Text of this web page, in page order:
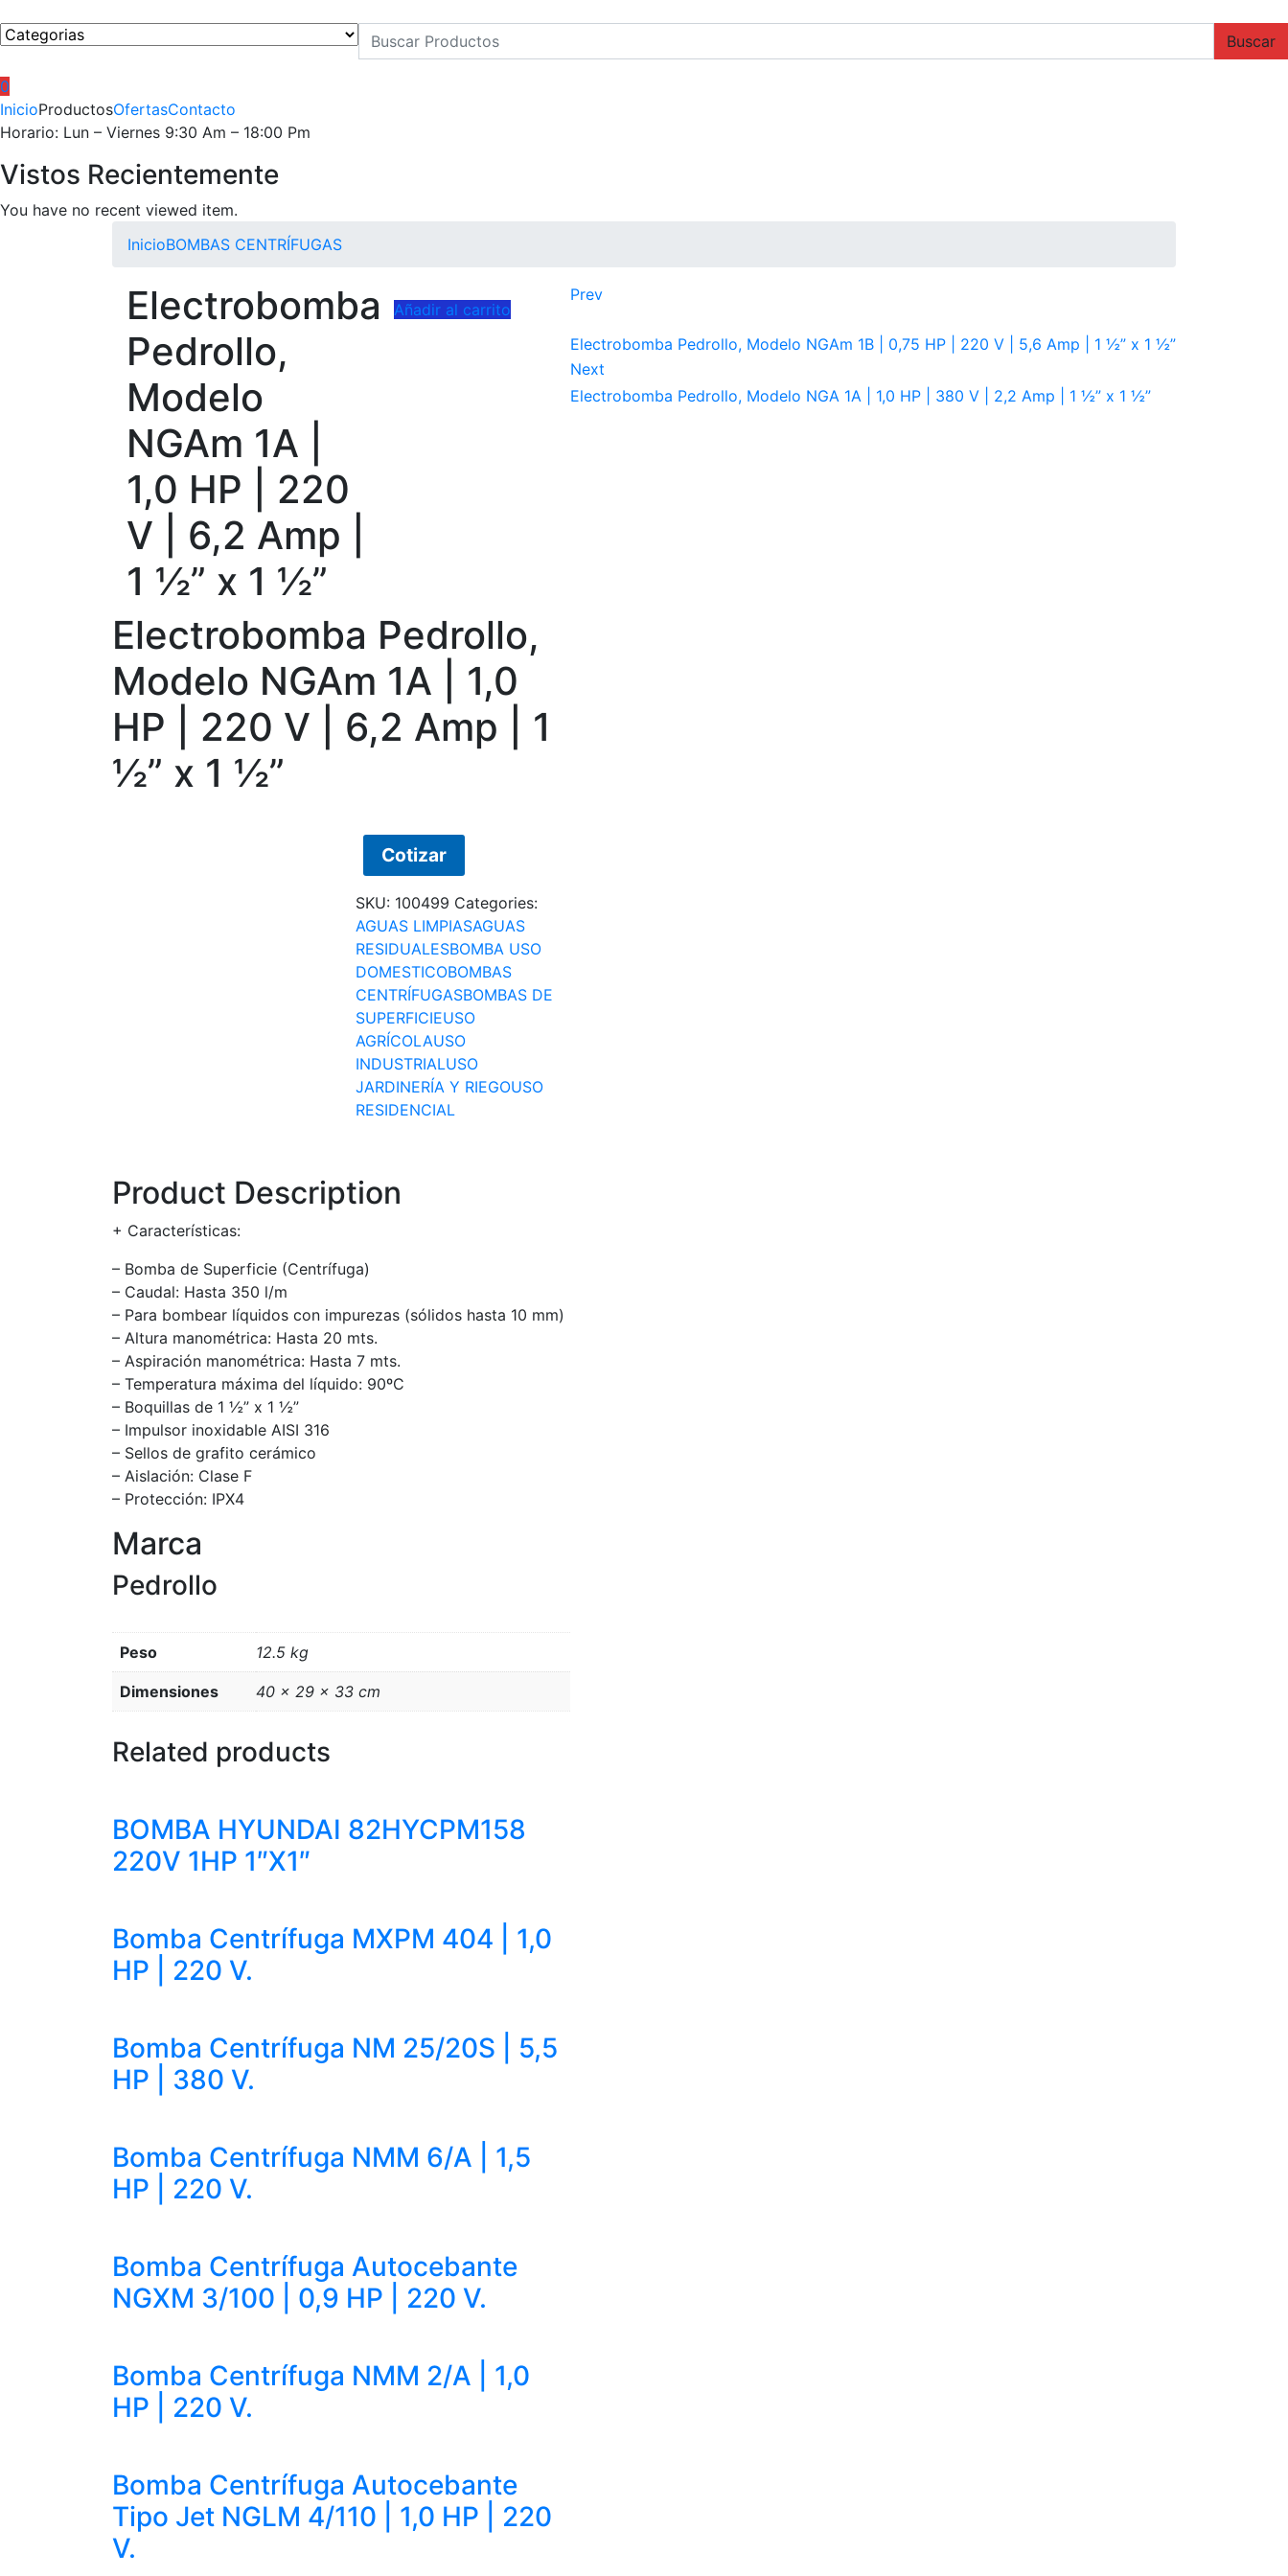
Buscar
0
InicioProductosOfertasContacto
Horario: Lun – Viernes 9:30 Am – 18:00 Pm
Vistos Recientemente
You have no recent viewed item.
InicioBOMBAS CENTRÍFUGAS
Prev
Electrobomba Pedrollo, Modelo NGAm 1B | 0,75 HP | 220 V | 5,6 Amp | 1 ½” x 1 ½”
Next
Electrobomba Pedrollo, Modelo NGA 1A | 1,0 HP | 380 V | 2,2 Amp | 1 ½” x 1 ½”
Electrobomba
Pedrollo,
Modelo
NGAm 1A |
1,0 HP | 220
V | 6,2 Amp |
1 ½” x 1 ½”
Añadir al carrito
Electrobomba Pedrollo,
Modelo NGAm 1A | 1,0
HP | 220 V | 6,2 Amp | 1
½” x 1 ½”
Cotizar
SKU: 100499 Categories:
AGUAS LIMPIASAGUAS
RESIDUALESBOMBA USO
DOMESTICOBOMBAS
CENTRÍFUGASBOMBAS DE
SUPERFICIEUSO
AGRÍCOLAUSO
INDUSTRIALUSO
JARDINERÍA Y RIEGOUSO
RESIDENCIAL
Product Description
+ Características:
– Bomba de Superficie (Centrífuga)
– Caudal: Hasta 350 l/m
– Para bombear líquidos con impurezas (sólidos hasta 10 mm)
– Altura manométrica: Hasta 20 mts.
– Aspiración manométrica: Hasta 7 mts.
– Temperatura máxima del líquido: 90ºC
– Boquillas de 1 ½” x 1 ½”
– Impulsor inoxidable AISI 316
– Sellos de grafito cerámico
– Aislación: Clase F
– Protección: IPX4
Marca
Pedrollo
Peso 12.5 kg
Dimensiones 40 × 29 × 33 cm
Related products
BOMBA HYUNDAI 82HYCPM158
220V 1HP 1″X1″
Bomba Centrífuga MXPM 404 | 1,0
HP | 220 V.
Bomba Centrífuga NM 25/20S | 5,5
HP | 380 V.
Bomba Centrífuga NMM 6/A | 1,5
HP | 220 V.
Bomba Centrífuga Autocebante
NGXM 3/100 | 0,9 HP | 220 V.
Bomba Centrífuga NMM 2/A | 1,0
HP | 220 V.
Bomba Centrífuga Autocebante
Tipo Jet NGLM 4/110 | 1,0 HP | 220
V.